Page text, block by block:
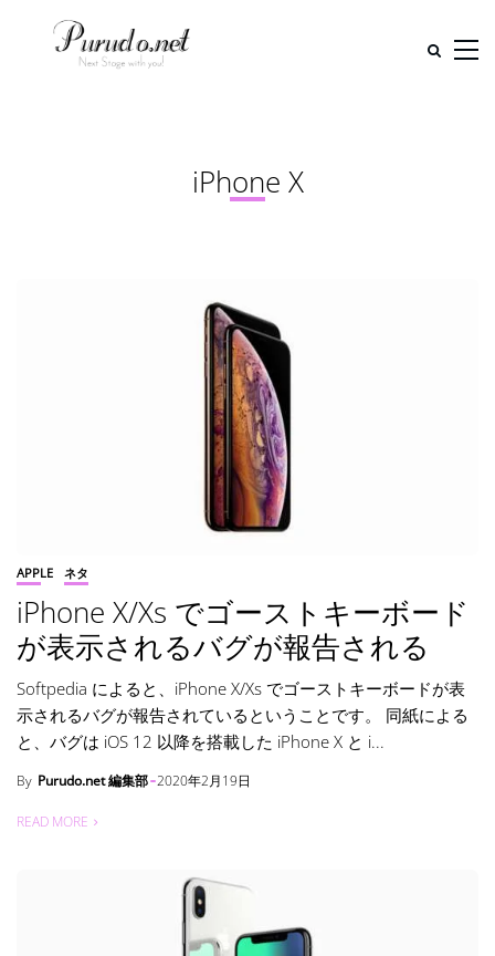
iPhone X
APPLE ネタ
iPhone X/Xs でゴーストキーボード
が表示されるバグが報告される
Softpedia によると、iPhone X/Xs でゴーストキーボードが表
示されるバグが報告されているということです。 同紙による
と、バグは iOS 12 以降を搭載した iPhone X と i...
By Purudo.net 編集部 2020年2月19日
READ MORE